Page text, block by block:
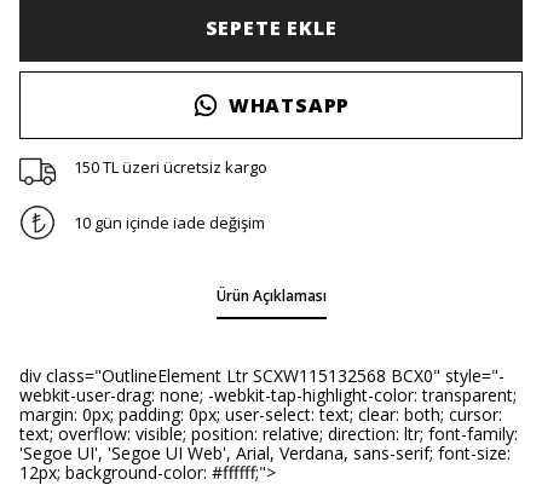
SEPETE EKLE
WHATSAPP
150 TL üzeri ücretsiz kargo
10 gün içinde iade değişim
Ürün Açıklaması
div class="OutlineElement Ltr SCXW115132568 BCX0" style="-
webkit-user-drag: none; -webkit-tap-highlight-color: transparent;
margin: 0px; padding: 0px; user-select: text; clear: both; cursor:
text; overflow: visible; position: relative; direction: ltr; font-family:
'Segoe UI', 'Segoe UI Web', Arial, Verdana, sans-serif; font-size:
12px; background-color: #ffffff;">